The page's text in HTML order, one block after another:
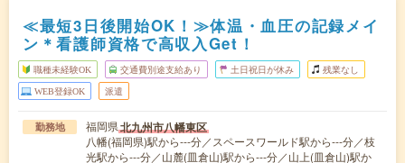
≪最短3日後開始OK！≫体温・血圧の記録メイ
ン＊看護師資格で高収入Get！
職種未経験OK 交通費別途支給あり 土日祝日が休み 残業なし
WEB登録OK 派遣
勤務地 福岡県北九州市八幡東区
八幡(福岡県)駅から---分／スペースワールド駅から---分／枝
光駅から---分／山麓(皿倉山)駅から---分／山上(皿倉山)駅か